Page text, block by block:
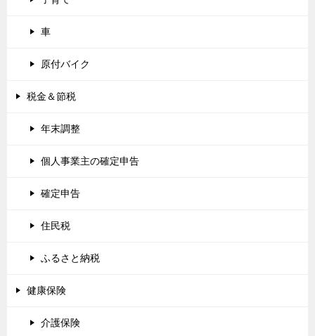
車
原付バイク
税金＆節税
年末調整
個人事業主の確定申告
確定申告
住民税
ふるさと納税
健康保険
介護保険